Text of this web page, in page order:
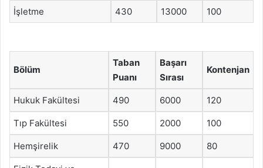
İşletme 430 13000 100
Bölüm
Taban
Puanı
Başarı
Sırası
Kontenjan
Hukuk Fakültesi 490 6000 120
Tıp Fakültesi 550 2000 100
Hemşirelik 470 9000 80